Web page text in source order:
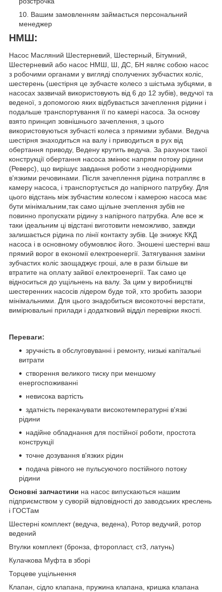
Вашим замовленням займається персональний
менеджер
НМШ:
Насос Масляний Шестерневий, Шестерный, Бітумний,
Шестерневий або насос НМШ, Ш, ДС, БН являє собою насос
з робочими органами у вигляді сполучених зубчастих коліс,
шестерень (шестірня це зубчасте колесо з шістьма зубцями, в
насосах зазвичай використовують від 6 до 12 зубів), ведучої та
веденої, з допомогою яких відбувається зачеплення рідини і
подальше транспортування її по камері насоса. За основу
взято принцип зовнішнього зачеплення, з цього
використовуються зубчасті колеса з прямими зубами. Ведуча
шестірня знаходиться на валу і приводиться в рух від
обертання приводу, Ведену крутить ведуча. За рахунок такої
конструкції обертання насоса змінює напрям потоку рідини
(Реверс), що вирішує завдання роботи з неоднорідними
в'язкими речовинами. Після зачеплення рідина потрапляє в
камеру насоса, і транспортується до напірного патрубку. Для
цього відстань між зубчастим колесом і камерою насоса має
бути мінімальним,так само щільне зчеплення зубів не
повинно пропускати рідину з напірного патрубка. Але все ж
таки ідеальним ці відстані виготовити неможливо, завжди
залишається рідина по лінії контакту зубів. Це знижує ККД
насоса і в основному обумовлює його. Зношені шестерні ваш
прямий ворог в економії електроенергії. Затягування заміни
зубчастих коліс заощаджує гроші, але в рази більше ви
втратите на оплату зайвої електроенергії. Так само це
відноситься до ущільнень на валу. За цим у виробництві
шестеренних насосів лідером буде той, хто зробить зазори
мінімальними. Для цього знадобиться високоточні верстати,
вимірювальні прилади і додатковий відділ перевірки якості.
Переваги:
зручність в обслуговуванні і ремонту, низькі капітальні
витрати
створення великого тиску при меншому
енергоспоживанні
невисока вартість
здатність перекачувати високотемпературні в'язкі
рідини
надійне обладнання для постійної роботи, простота
конструкції
точне дозування в'язких рідин
подача рівного не пульсуючого постійного потоку
рідини
Основні запчастини на насос випускаються нашим
підприємством у суворій відповідності до заводських креслень
і ГОСТам
Шестерні комплект (ведуча, ведена), Ротор ведучий, ротор
ведений
Втулки комплект (бронза, фторопласт, ст3, латунь)
Кулачкова Муфта в зборі
Торцеве ущільнення
Клапан, сідло клапана, пружина клапана, кришка клапана